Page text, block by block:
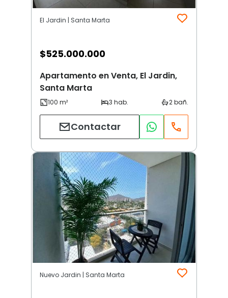
El Jardin | Santa Marta
$525.000.000
Apartamento en Venta, El Jardin,
Santa Marta
Contactar
Nuevo Jardin | Santa Marta